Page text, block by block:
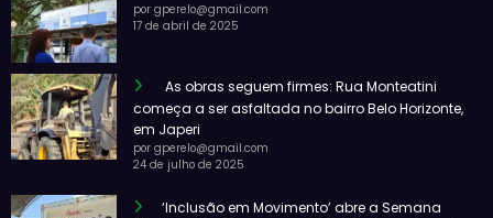
por gperelo@gmail.com
17 de abril de 2025
As obras seguem firmes: Rua Monteatini
começa a ser asfaltada no bairro Belo Horizonte,
em Japeri
por gperelo@gmail.com
24 de julho de 2025
‘Inclusão em Movimento’ abre a Semana